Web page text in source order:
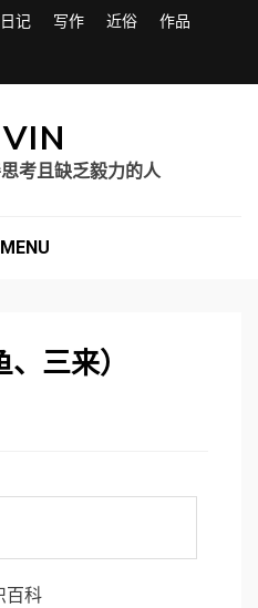
日记 写作 近俗 作品
考且缺乏毅力的人
MENU
三来）
百科